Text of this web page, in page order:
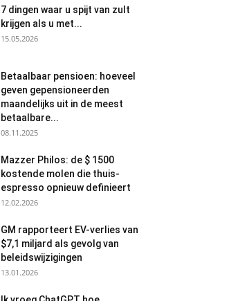
7 dingen waar u spijt van zult
krijgen als u met...
15.05.2026
Betaalbaar pensioen: hoeveel
geven gepensioneerden
maandelijks uit in de meest
betaalbare...
08.11.2025
Mazzer Philos: de $ 1500
kostende molen die thuis-
espresso opnieuw definieert
12.02.2026
GM rapporteert EV-verlies van
$7,1 miljard als gevolg van
beleidswijzigingen
13.01.2026